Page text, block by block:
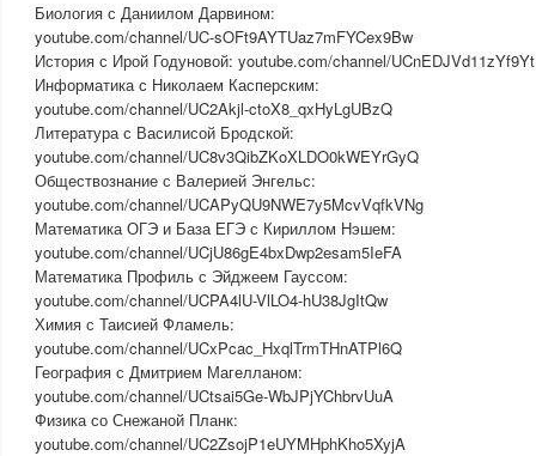
Биология с Даниилом Дарвином:
youtube.com/channel/UC-sOFt9AYTUaz7mFYCex9Bw
История с Ирой Годуновой: youtube.com/channel/
Информатика с Николаем Касперским:
youtube.com/channel/UC2Akjl-ctoX8_qxHyLgUBzQ
Литература с Василисой Бродской:
youtube.com/channel/UC8v3QibZKoXLDO0kWEYrGyQ
Обществознание с Валерией Энгельс:
youtube.com/channel/UCAPyQU9NWE7y5McvVqfkVNg
Математика ОГЭ и База ЕГЭ с Кириллом Нэшем:
youtube.com/channel/UCjU86gE4bxDwp2esam5IeFA
Математика Профиль с Эйджеем Гауссом:
youtube.com/channel/UCPA4lU-VlLO4-hU38JgItQw
Химия с Таисией Фламель:
youtube.com/channel/UCxPcac_HxqlTrmTHnATPl6Q
География с Дмитрием Магелланом:
youtube.com/channel/UCtsai5Ge-WbJPjYChbrvUuA
Физика со Снежаной Планк:
youtube.com/channel/UC2ZsojP1eUYMHphKho5XyjA